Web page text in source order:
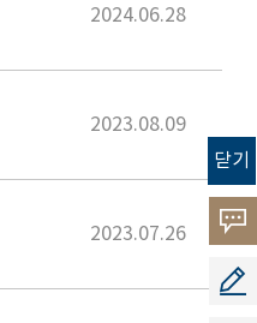
닫기
고객
소리
공모
2024.06.28
2023.08.09
2023.07.26